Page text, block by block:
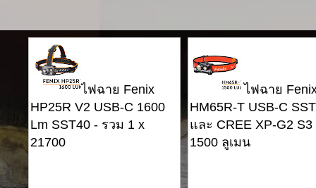
ไฟฉาย Fenix ​​
HP25R V2 USB-C 1600
Lm SST40 - รวม 1 x
21700
ไฟฉาย
HM65R-T USB-C
และ CREE XP-G2 S3
1500 ลูเมน